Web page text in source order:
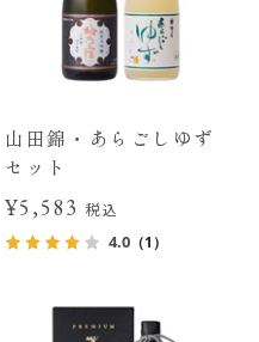
山田錦・あらごしゆず
セット
¥5,583 税込
4.0 （1）